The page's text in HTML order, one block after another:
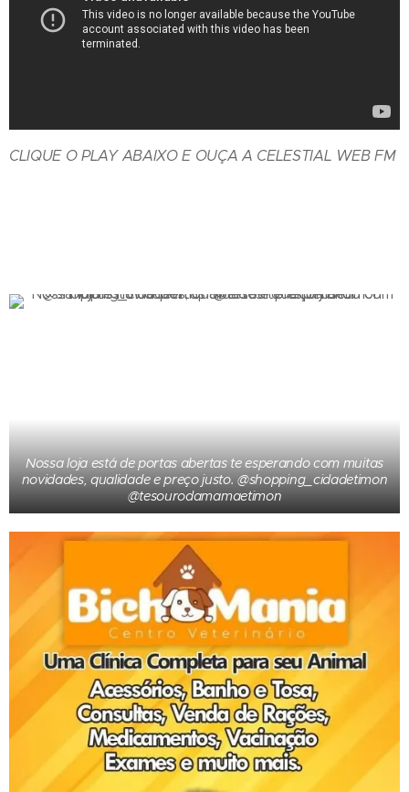
CLIQUE O PLAY ABAIXO E OUÇA A CELESTIAL WEB FM
Nossa loja está de portas abertas te esperando com muitas
novidades, qualidade e preço justo. @shopping_cidadetimon
@tesourodamamaetimon